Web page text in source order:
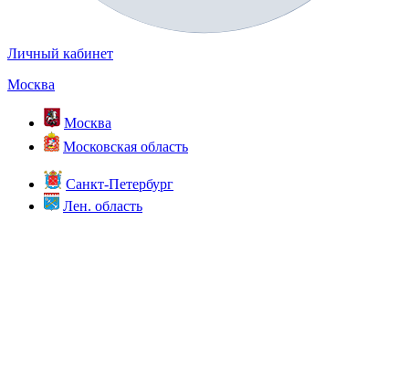
Личный кабинет
Москва
Москва
Московская область
Санкт-Петербург
Лен. область